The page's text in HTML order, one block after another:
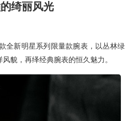
绮丽风光
全新明星系列限量款腕表，以丛林绿
貌，再绎经典腕表的恒久魅力。